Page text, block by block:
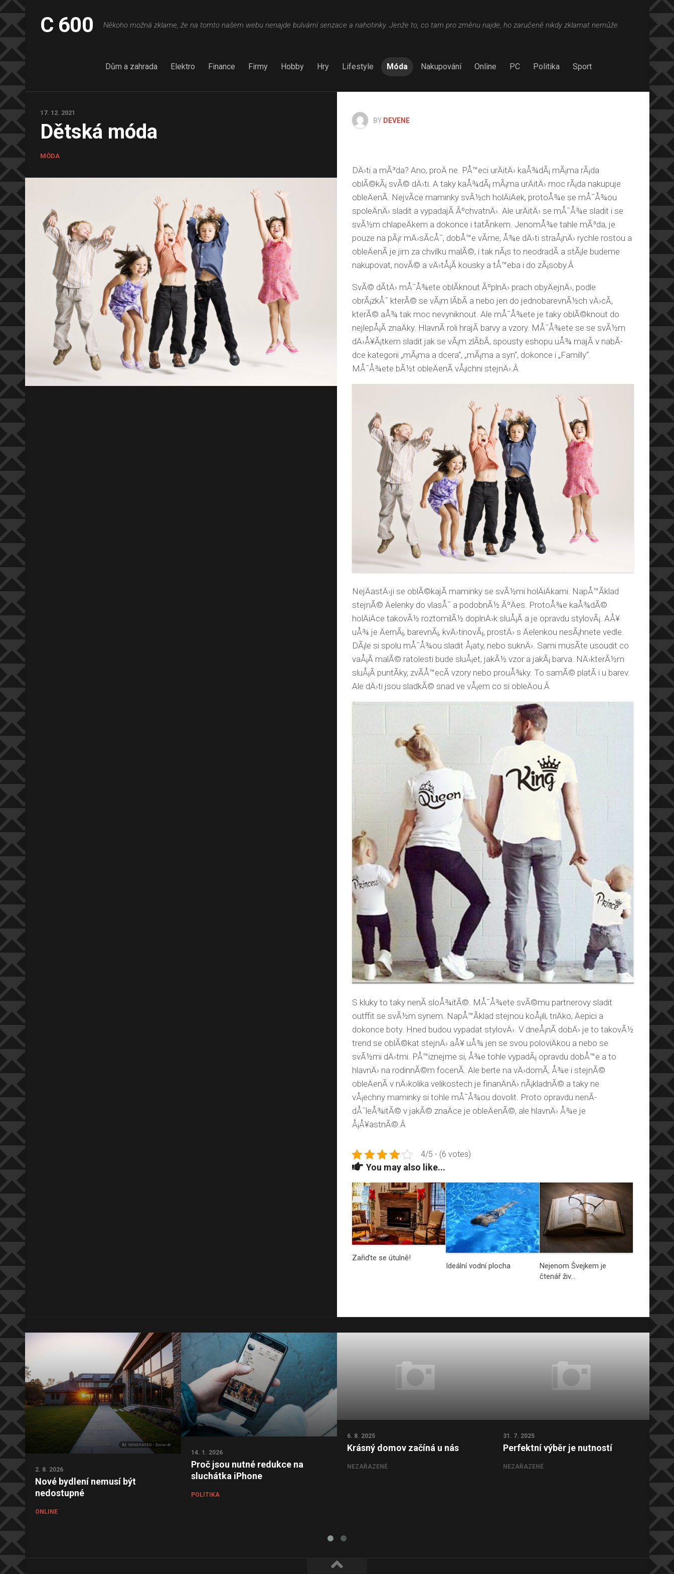
Skip
to
content
C 600 Někoho možná zklame, že na tomto našem webu nenajde bulvární senzace a nahotinky. Jenže to, co tam pro změnu najde, ho zaručeně nikdy zklamat nemůže.
Dům a zahrada Elektro Finance Firmy Hobby Hry Lifestyle Móda Nakupování Online PC Politika Sport
17. 12. 2021
Dětská móda
MÓDA
BY DEVENE
DÄ›ti a mÃ³da? Ano, proÄ ne. PÅ™eci urÄitÄ› kaÅ¾dÃ¡ mÃ¡ma rÃ¡da
oblÃ©kÃ¡ svÃ© dÄ›ti. A taky kaÅ¾dÃ¡ mÃ¡ma urÄitÄ› moc rÃ¡da nakupuje
obleÄenÃ­. NejvÃ­ce maminky svÃ½ch holÄiÄek, protoÅ¾e se mÅ¯Å¾ou
spoleÄnÄ› sladit a vypadajÃ­ ÃºchvatnÄ›. Ale urÄitÄ› se mÅ¯Å¾e sladit i se
svÃ½m chlapeÄkem a dokonce i tatÃ­nkem. JenomÅ¾e tahle mÃ³da, je
pouze na pÃ¡r mÄ›sÃ­cÅ¯, dobÅ™e vÃ­me, Å¾e dÄ›ti straÅ¡nÄ› rychle rostou a
obleÄenÃ­ je jim za chvilku malÃ©, i tak nÃ¡s to neodradÃ­ a stÃ¡le budeme
nakupovat, novÃ© a vÄ›tÅ¡Ã­ kousky a tÅ™eba i do zÃ¡soby.Â
SvÃ© dÃ­tÄ› mÅ¯Å¾ete oblÃ­knout ÃºplnÄ› prach obyÄejnÄ›, podle
obrÃ¡zkÅ¯ kterÃ© se vÃ¡m lÃ­bÃ­ a nebo jen do jednobarevnÃ½ch vÄ›cÃ­,
kterÃ© aÅ¾ tak moc nevyniknout. Ale mÅ¯Å¾ete je taky oblÃ©knout do
nejlepÅ¡Ã­ znaÄky. HlavnÃ­ roli hrajÃ­ barvy a vzory. MÅ¯Å¾ete se se svÃ½m
dÄ›Å¥Ã¡tkem sladit jak se vÃ¡m zlÃ­bÃ­, spousty eshopu uÅ¾ majÃ­ v nabÃ­
dce kategorii „mÃ¡ma a dcera“, „mÃ¡ma a syn“, dokonce i „Familly“.
MÅ¯Å¾ete bÃ½t obleÄenÃ­ vÅ¡ichni stejnÄ›.Â
NejÄastÄ›ji se oblÃ©kajÃ­ maminky se svÃ½mi holÄiÄkami. NapÅ™Ã­klad
stejnÃ© Äelenky do vlasÅ¯ a podobnÃ½ ÃºÄes. ProtoÅ¾e kaÅ¾dÃ©
holÄiÄce takovÃ½ roztomilÃ½ doplnÄ›k sluÅ¡Ã­ a je opravdu stylovÃ¡. AÅ¥
uÅ¾ je ÄernÃ¡, barevnÃ¡, kvÄ›tinovÃ¡, prostÄ› s Äelenkou nesÃ¡hnete vedle.
DÃ¡le si spolu mÅ¯Å¾ou sladit Å¡aty, nebo suknÄ›. Sami musÃ­te usoudit co
vaÅ¡Ã­ malÃ© ratolesti bude sluÅ¡et, jakÃ½ vzor a jakÃ¡ barva. NÄ›kterÃ½m
sluÅ¡Ã­ puntÃ­ky, zvÃ­Å™ecÃ­ vzory nebo prouÅ¾ky. To samÃ© platÃ­ i u barev.
Ale dÄ›ti jsou sladkÃ© snad ve vÅ¡em co si obleÄou.Â
S kluky to taky nenÃ­ sloÅ¾itÃ©. MÅ¯Å¾ete svÃ©mu partnerovy sladit
outffit se svÃ½m synem. NapÅ™Ã­klad stejnou koÅ¡ili, triÄko, Äepici a
dokonce boty. Hned budou vypadat stylovÄ›. V dneÅ¡nÃ­ dobÄ› je to takovÃ½
trend se oblÃ©kat stejnÄ› aÅ¥ uÅ¾ jen se svou poloviÄkou a nebo se
svÃ½mi dÄ›tmi. PÅ™iznejme si, Å¾e tohle vypadÃ¡ opravdu dobÅ™e a to
hlavnÄ› na rodinnÃ©m focenÃ­. Ale berte na vÄ›domÃ­, Å¾e i stejnÃ©
obleÄenÃ­ v nÄ›kolika velikostech je finanÄnÄ› nÃ¡kladnÃ© a taky ne
vÅ¡echny maminky si tohle mÅ¯Å¾ou dovolit. Proto opravdu nenÃ­
dÅ¯leÅ¾itÃ© v jakÃ© znaÄce je obleÄenÃ©, ale hlavnÄ› Å¾e je
Å¡Å¥astnÃ©.Â
4/5 - (6 votes)
You may also like...
Zařiďte se útulně!
Ideální vodní plocha
Nejenom Švejkem je
čtenář živ…
2. 8. 2026
Nové bydlení nemusí být
nedostupné
ONLINE
14. 1. 2026
Proč jsou nutné redukce na
sluchátka iPhone
POLITIKA
6. 8. 2025
Krásný domov začíná u nás
NEZAŘAZENÉ
31. 7. 2025
Perfektní výběr je nutností
NEZAŘAZENÉ
22.